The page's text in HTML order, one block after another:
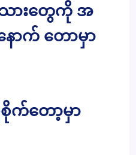
သားတွေကို အ
ာက် တောမှာ
က်တော့မှာ